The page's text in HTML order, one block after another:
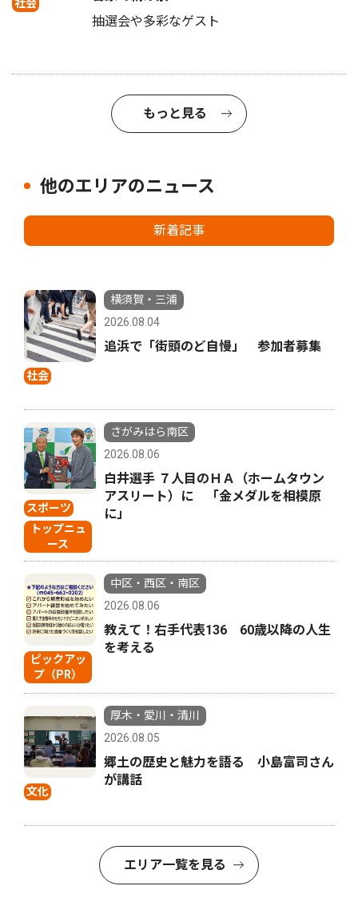
社会
抽選会や多彩なゲスト
もっと見る
他のエリアのニュース
新着記事
社会
横須賀・三浦
2026.08.04
追浜で「街頭のど自慢」 参加者募集
スポーツ
トップニュ
ース
さがみはら南区
2026.08.06
白井選手 ７人目のＨＡ（ホームタウン
アスリート）に 「金メダルを相模原
に」
ピックアッ
プ（PR）
中区・西区・南区
2026.08.06
教えて！右手代表136 60歳以降の人生
を考える
文化
厚木・愛川・清川
2026.08.05
郷土の歴史と魅力を語る 小島富司さん
が講話
エリア一覧を見る